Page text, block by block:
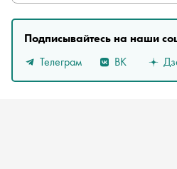
Подписывайтесь на наши
Телеграм
ВК